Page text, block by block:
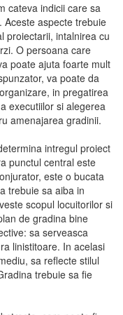
cateva indicii care sa
Aceste aspecte trebuie
proiectarii, intalnirea cu
O persoana care
poate ajuta foarte mult
va poate da
in pregatirea
executiilor si alegerea
amenajarea gradinii.
intregul proiect
punctul central este
este o bucata
trebuie sa aiba in
scopul locuitorilor si
de gradina bine
sa serveasca
linistitoare. In acelasi
sa reflecte stilul
trebuie sa fie